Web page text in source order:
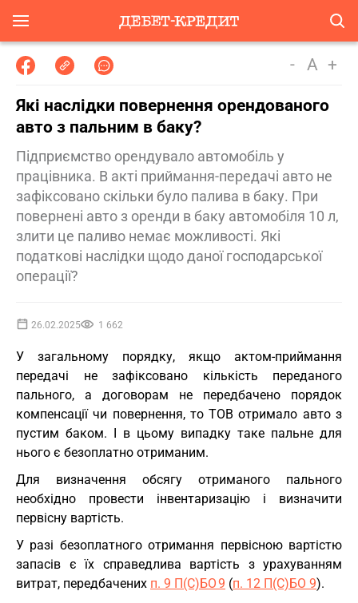
- A +
Які наслідки повернення орендованого
авто з пальним в баку?
Підприємство орендувало автомобіль у
працівника. В акті приймання-передачі авто не
зафіксовано скільки було палива в баку. При
повернені авто з оренди в баку автомобіля 10 л,
злити це паливо немає можливості. Які
податкові наслідки щодо даної господарської
операції?
26.02.2025 1 662
У загальному порядку, якщо актом-приймання
передачі не зафіксовано кількість переданого
пального, а договорам не передбачено порядок
компенсації чи повернення, то ТОВ отримало авто з
пустим баком. І в цьому випадку таке пальне для
нього є безоплатно отриманим.
Для визначення обсягу отриманого пального
необхідно провести інвентаризацію і визначити
первісну вартість.
У разі безоплатного отримання первісною вартістю
запасів є їх справедлива вартість з урахуванням
витрат, передбачених п. 9 П(С)БО 9 (п. 12 П(С)БО 9).